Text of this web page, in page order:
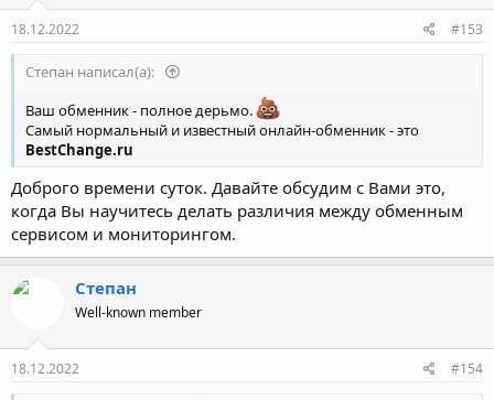
Cопровождение сделки профессиональной службой
Приоритетная комиссия, при отправке криптовалюты;
Гибкая система скидок и индивидуальный подход к
клиентам;
Клиентоориентированность и выгодные курсы обмена;
Быстро пополняемые резервы, по запросу пользователя;
Широкий выбор направлений обмена.
Безопасность:
Обменник xHash.cash использует стандарт безопасности
Сайт обменного сервиса надежно защищен от DDoS-атак,
разработками компании Cloudflare;
пользователем, при заявке на обмен, надежно
защищена и зашифрована SSL-сертификатом;
18.12.2022 #153
Степaн написал(а):
Ваш обменник - полное дерьмо.
Самый нормальный и известный онлайн-обменник - это
BestChange.ru
Доброго времени суток. Давайте обсудим с Вами это,
когда Вы научитесь делать различия между обменным
сервисом и мониторингом.
Степaн
Well-known member
18.12.2022 #154